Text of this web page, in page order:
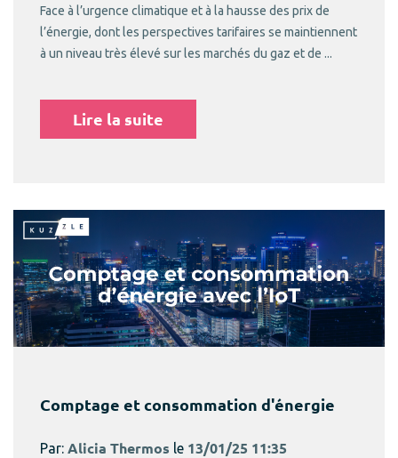
Face à l’urgence climatique et à la hausse des prix de
l’énergie, dont les perspectives tarifaires se maintiennent
à un niveau très élevé sur les marchés du gaz et de ...
Lire la suite
Comptage et consommation d'énergie
Par: Alicia Thermos le 13/01/25 11:35